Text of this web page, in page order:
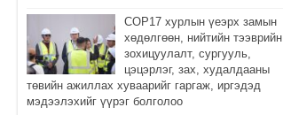
COP17 хурлын үеэрх замын
хөдөлгөөн, нийтийн тээврийн
зохицуулалт, сургууль,
цэцэрлэг, зах, худалдааны
төвийн ажиллах хуваарийг гаргаж, иргэдэд
мэдээлэхийг үүрэг болголоо